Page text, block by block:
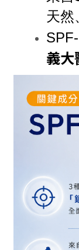
天然
義大